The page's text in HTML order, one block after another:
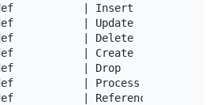
def           | Insert
def           | Update
def           | Delete
def           | Create
def           | Drop
def           | Process
def           | References